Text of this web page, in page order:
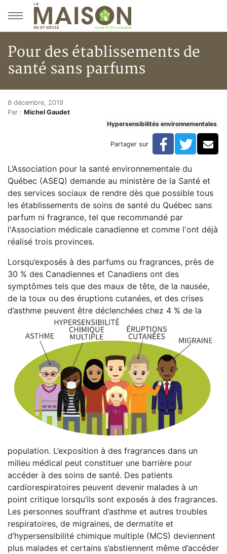
Aller au menu principal
Aller au contenu principal
Pour des établissements de
santé sans parfums
Accueil
Articles
Hypersensibilités environnementales
Pour des établissements de santé sans parfums
Pour des établissements de
8 décembre, 2019
Par : Michel Gaudet
Hypersensibilités environnementales
Partager sur Facebook
L’Association pour la santé environnementale du
Québec (ASEQ) demande au ministère de la Santé et
des services sociaux de rendre dès que possible tous
les établissements de soins de santé du Québec sans
parfum ni fragrance, tel que recommandé par
l'Association médicale canadienne et comme l'ont déjà
réalisé trois provinces.
Lorsqu’exposés à des parfums ou fragrances, près de
30 % des Canadiennes et Canadiens ont des
symptômes tels que des maux de tête, de la nausée,
de la toux ou des éruptions cutanées, et des crises
d’asthme peuvent être déclenchées chez 4 % de la
population. L’exposition à des fragrances dans un
milieu médical peut constituer une barrière pour
accéder à des soins de santé. Des patients
cardiorespiratoires peuvent devenir malades à un
point critique lorsqu’ils sont exposés à des fragrances.
Les personnes souffrant d’asthme et autres troubles
respiratoires, de migraines, de dermatite et
d’hypersensibilité chimique multiple (MCS) deviennent
plus malades et certains s’abstiennent même d’accéder